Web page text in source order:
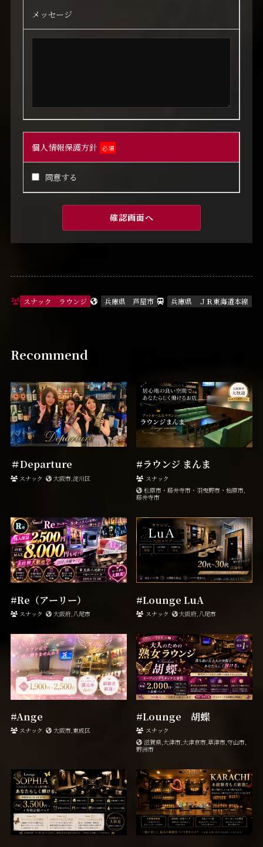
メッセージ
個人情報保護方針 必須
同意する
スナック ラウンジ 兵庫県 芦屋市 兵庫県 ＪＲ東海道本線
Recommend
＃Departure
スナック 大阪市,淀川区
#ラウンジ まんま
スナック
松原市・藤井寺市・羽曳野市・柏原市,
藤井寺市
#Re（アーリー）
スナック 大阪府,八尾市
#Lounge LuA
スナック 大阪府,八尾市
#Ange
スナック 大阪市,東成区
#Lounge 胡蝶
スナック
滋賀県,大津市,大津京市,草津市,守山市,
野洲市